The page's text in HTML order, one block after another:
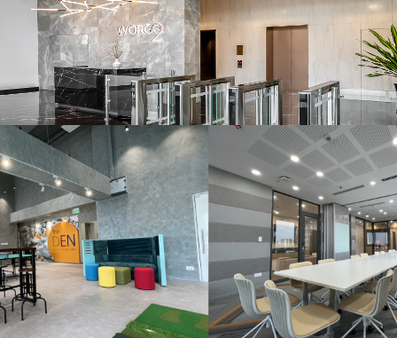
Our global group
REITS
Hospitality
Industrial
Careers